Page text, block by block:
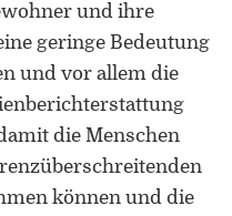
0002-5402-3860
und ihre
geringe Bedeutung
und vor allem die
die Menschen
können und die